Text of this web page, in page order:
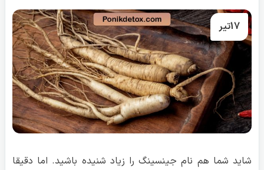
17تیر
شاید شما هم نام جینسینگ را زیاد شنیده باشید. اما دقیقا